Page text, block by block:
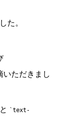
た。
いただきまし
と text-